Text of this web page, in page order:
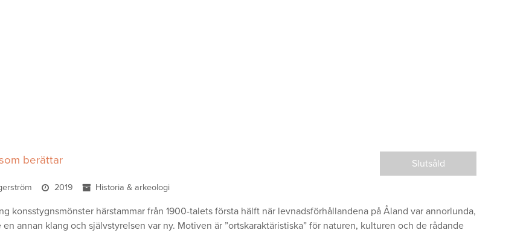
berättar
2019 Historia & arkeologi
Slutsåld
konsstygnsmönster härstammar från 1900-talets första hälft när levnadsförhållandena på Åland var annorlunda,
en annan klang och självstyrelsen var ny. Motiven är ”ortskaraktäristiska” för naturen, kulturen och de rådande